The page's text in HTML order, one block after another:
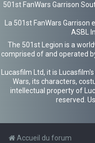
501st FanWars Garrison
La 501st FanWars
ASBL
The 501st Legion is a
comprised of and operated
Lucasfilm Ltd, it is
Wars, its characters,
intellectual property of
reserved.
Accueil du forum